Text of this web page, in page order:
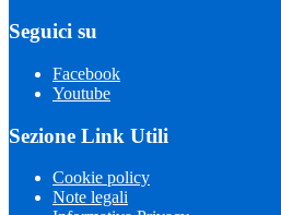
Seguici su
Facebook
Youtube
Sezione Link Utili
Cookie policy
Note legali